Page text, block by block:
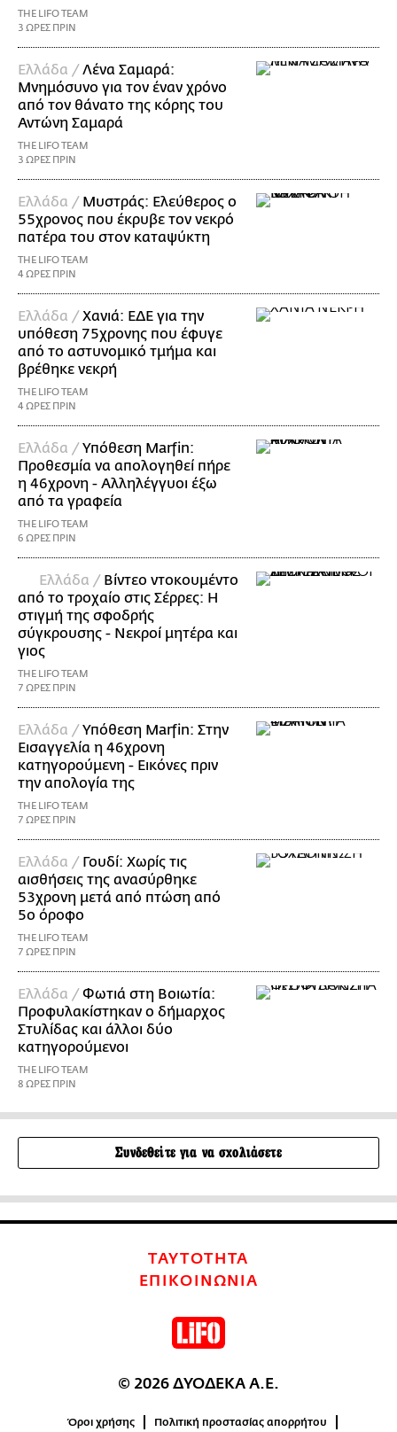
THE LIFO TEAM
3 ΩΡΕΣ ΠΡΙΝ
Ελλάδα /Λένα Σαμαρά:
Μνημόσυνο για τον έναν χρόνο
από τον θάνατο της κόρης του
Αντώνη Σαμαρά
THE LIFO TEAM
3 ΩΡΕΣ ΠΡΙΝ
Ελλάδα / Μυστράς: Ελεύθερος ο
55χρονος που έκρυβε τον νεκρό
πατέρα του στον καταψύκτη
THE LIFO TEAM
4 ΩΡΕΣ ΠΡΙΝ
Ελλάδα /Χανιά: ΕΔΕ για την
υπόθεση 75χρονης που έφυγε
από το αστυνομικό τμήμα και
βρέθηκε νεκρή
THE LIFO TEAM
4 ΩΡΕΣ ΠΡΙΝ
Ελλάδα /Υπόθεση Marfin:
Προθεσμία να απολογηθεί πήρε
η 46χρονη - Αλληλέγγυοι έξω
από τα γραφεία
THE LIFO TEAM
6 ΩΡΕΣ ΠΡΙΝ
Ελλάδα / Βίντεο ντοκουμέντο
από το τροχαίο στις Σέρρες: Η
στιγμή της σφοδρής
σύγκρουσης - Νεκροί μητέρα και
γιος
THE LIFO TEAM
7 ΩΡΕΣ ΠΡΙΝ
Ελλάδα /Υπόθεση Marfin: Στην
Εισαγγελία η 46χρονη
κατηγορούμενη - Εικόνες πριν
την απολογία της
THE LIFO TEAM
7 ΩΡΕΣ ΠΡΙΝ
Ελλάδα / Γουδί: Χωρίς τις
αισθήσεις της ανασύρθηκε
53χρονη μετά από πτώση από
5ο όροφο
THE LIFO TEAM
7 ΩΡΕΣ ΠΡΙΝ
Ελλάδα /Φωτιά στη Βοιωτία:
Προφυλακίστηκαν ο δήμαρχος
Στυλίδας και άλλοι δύο
κατηγορούμενοι
THE LIFO TEAM
8 ΩΡΕΣ ΠΡΙΝ
Συνδεθείτε για να σχολιάσετε
ΤΑΥΤΟΤΗΤΑ
ΕΠΙΚΟΙΝΩΝΙΑ
© 2026 ΔΥΟΔΕΚΑ Α.Ε.
Όροι χρήσης Πολιτική προστασίας απορρήτου